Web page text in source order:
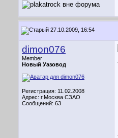
27.10.2009, 16:54
dimon076
Member
Новый Уазовод
Регистрация: 11.02.2008
Адрес: г.Москва СЗАО
Сообщений: 63